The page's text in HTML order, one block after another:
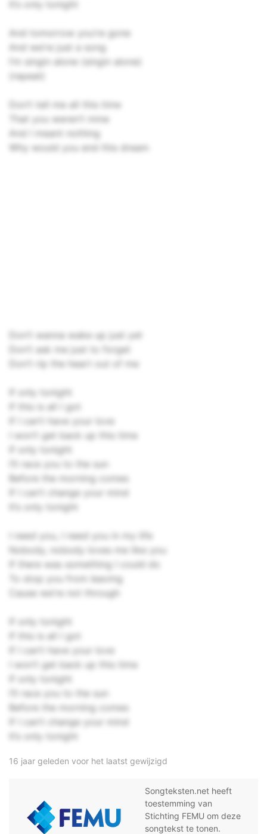
It’s only tonight
And tomorrow you’re gone
And we’re just a song
I’m singin alone (singin alone)
(repeat)
Don’t tell me all this time
That you weren’t mine
And I meant nothing
Why would you end this dream
Don’t wanna wake up just yet
Don’t ask me just to forget
Don’t rip the heart out of me
If only tonight
If this is all I got
If I can’t have your love
I won’t get back up this time
If only tonight
I’ll race you to the sun
Before the morning comes
If I can’t change your mind
It’s only tonight
I need you, I need you in my life
Nobody, nobody loves me like you
If there was something I could do
To stop you from leaving
Cause we’re not through
If only tonight
If this is all I got
If I can’t have your love
I won’t get back up this time
If only tonight
I’ll race you to the sun
Before the morning comes
If I can’t change your mind
It’s only tonight
16 jaar geleden voor het laatst gewijzigd
Songteksten.net heeft
toestemming van
Stichting FEMU om deze
songtekst te tonen.